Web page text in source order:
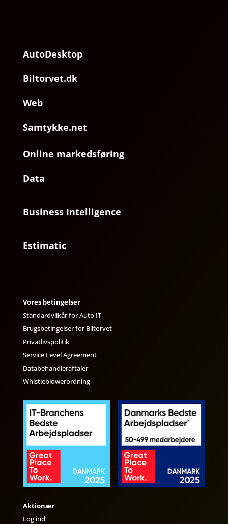
AutoDesktop
Biltorvet.dk
Web
Samtykke.net
Online markedsføring
Data
Business Intelligence
Estimatic
Vores betingelser
Standardvilkår for Auto IT
Brugsbetingelser for Biltorvet
Privatlivspolitik
Service Level Agreement
Databehandleraftaler
Whistleblowerordning
Aktionær
Log ind